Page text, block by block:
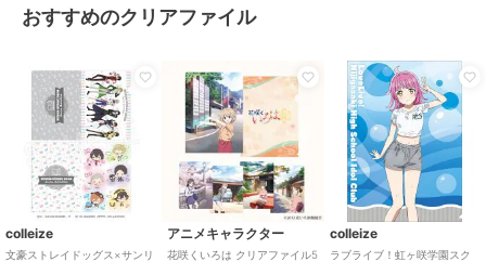
おすすめのクリアファイル
colleize
文豪ストレイドッグス×サンリ
アニメキャラクター
花咲くいろは クリアファイル5
colleize
ラブライブ！虹ヶ咲学園スク